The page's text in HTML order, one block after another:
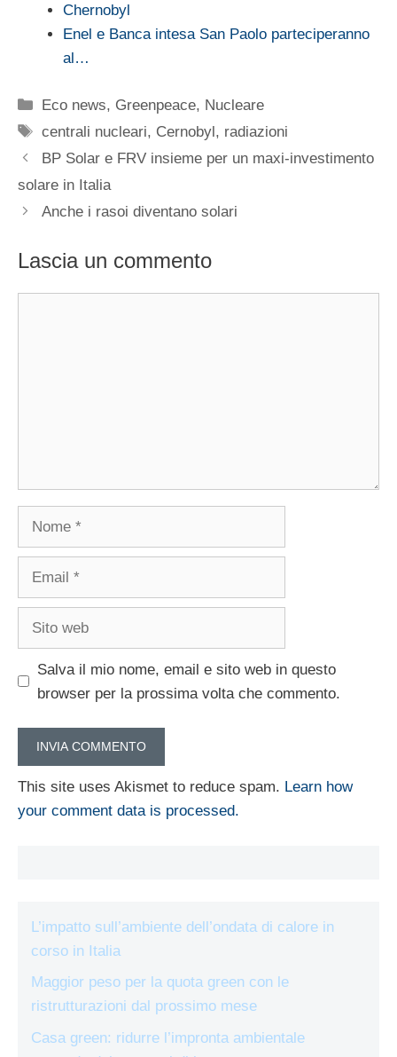
Chernobyl
Enel e Banca intesa San Paolo parteciperanno
al…
Categorie
Eco news, Greenpeace, Nucleare
Tag
centrali nucleari, Cernobyl , radiazioni
BP Solar e FRV insieme per un maxi-investimento
solare in Italia
Anche i rasoi diventano solari
Lascia un commento
Salva il mio nome, email e sito web in questo
browser per la prossima volta che commento.
This site uses Akismet to reduce spam. Learn how
your comment data is processed.
L’impatto sull’ambiente dell’ondata di calore in
corso in Italia
Maggior peso per la quota green con le
ristrutturazioni dal prossimo mese
Casa green: ridurre l’impronta ambientale